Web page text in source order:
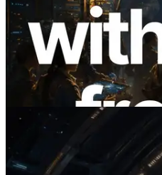
ERPC amplía la
Solana con medición
regiones globales —
Validators
Leer este artículo